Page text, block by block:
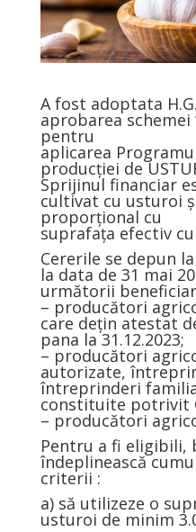
A fost adoptata
aprobarea
pentru
aplicarea
producției de
Sprijinul financiar
cultivat cu usturoi
proporțional cu
suprafața efectiv
Cererile se depun la
la data de 31 mai
următorii
– producători
care dețin atestat
pana la 31.12.2023;
– producători
autorizate,
întreprinderi
constituite potrivit
– producători
Pentru a fi eligibili,
îndeplinească
criterii :
a) să utilizeze o
usturoi de minim